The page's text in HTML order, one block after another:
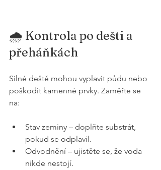
🌧️ Kontrola po dešti a
přeháňkách
Silné deště mohou vyplavit půdu nebo
poškodit kamenné prvky. Zaměřte se
na:
Stav zeminy – doplňte substrát,
pokud se odplavil.
Odvodnění – ujistěte se, že voda
nikde nestojí.